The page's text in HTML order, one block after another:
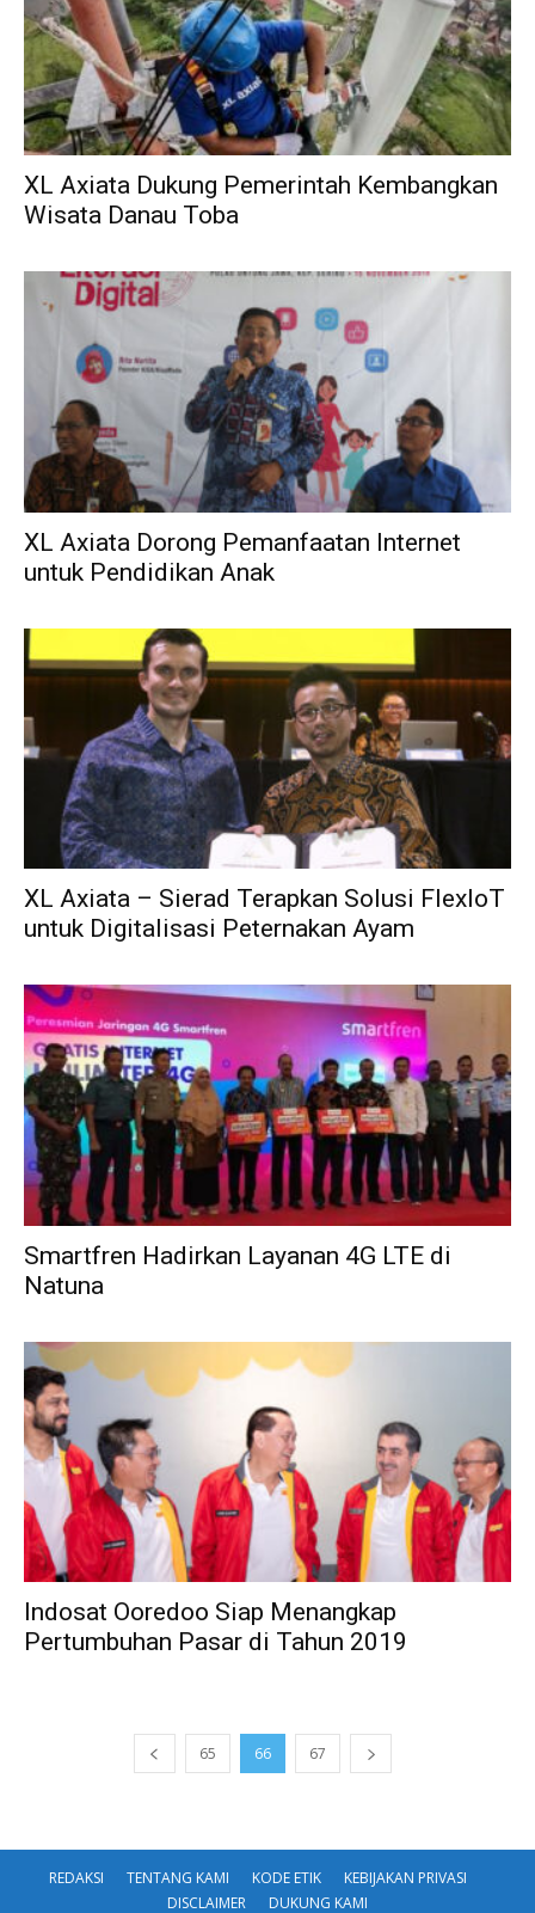
XL Axiata Dukung Pemerintah Kembangkan
Wisata Danau Toba
XL Axiata Dorong Pemanfaatan Internet
untuk Pendidikan Anak
XL Axiata – Sierad Terapkan Solusi FlexIoT
untuk Digitalisasi Peternakan Ayam
Smartfren Hadirkan Layanan 4G LTE di
Natuna
Indosat Ooredoo Siap Menangkap
Pertumbuhan Pasar di Tahun 2019
65 66 67
REDAKSI TENTANG KAMI KODE ETIK
KEBIJAKAN PRIVASI
DISCLAIMER
DUKUNG KAMI